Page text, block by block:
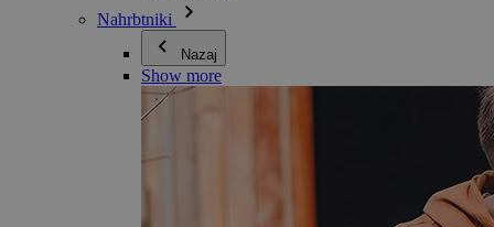
Nahrbtniki
Nazaj
Show more